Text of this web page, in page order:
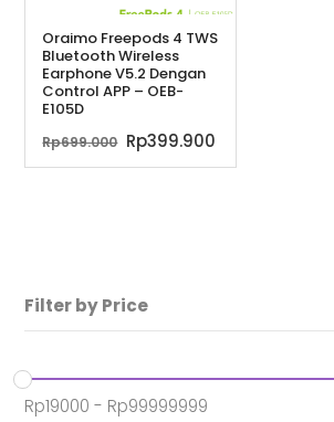
Oraimo Freepods 4 TWS
Bluetooth Wireless
Earphone V5.2 Dengan
Control APP – OEB-
E105D
Rp699.000 Harga
aslinya
Rp399.900
saat
Filter by Price
Rp19000 - Rp99999999